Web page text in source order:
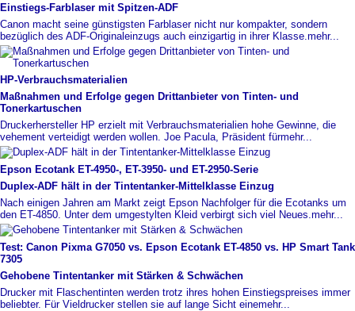
Einstiegs-​Farblaser mit Spitzen-​ADF
Canon macht seine günstigsten Farblaser nicht nur kompakter, sondern
bezüglich des ADF-Originaleinzugs auch einzigartig in ihrer Klasse.mehr...
HP-​Verbrauchsmaterialien
Maßnahmen und Erfolge gegen Drittanbieter von Tinten- ​ und
Tonerkartuschen
Druckerhersteller HP erzielt mit Verbrauchsmaterialien hohe Gewinne, die
vehement verteidigt werden wollen. Joe Pacula, Präsident fürmehr...
Epson Ecotank ET-​4950-​, ET-​3950- ​ und ET-​2950-​Serie
Duplex-​ADF hält in der Tintentanker-​Mittelklasse Einzug
Nach einigen Jahren am Markt zeigt Epson Nachfolger für die Ecotanks um
den ET-4850. Unter dem umgestylten Kleid verbirgt sich viel Neues.mehr...
Test: Canon Pixma G7050 vs. Epson Ecotank ET-​4850 vs. HP Smart Tank
7305
Gehobene Tintentanker mit Stärken & Schwächen
Drucker mit Flaschentinten werden trotz ihres hohen Einstiegspreises immer
beliebter. Für Vieldrucker stellen sie auf lange Sicht einemehr...